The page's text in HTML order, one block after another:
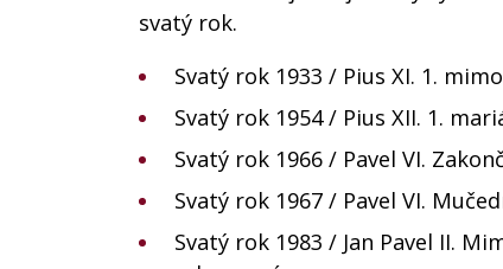
svatý rok.
Svatý rok 1933 / Pius XI. 1.
Svatý rok 1954 / Pius XII. 1.
Svatý rok 1966 / Pavel VI.
Svatý rok 1967 / Pavel VI.
Svatý rok 1983 / Jan Pavel II.